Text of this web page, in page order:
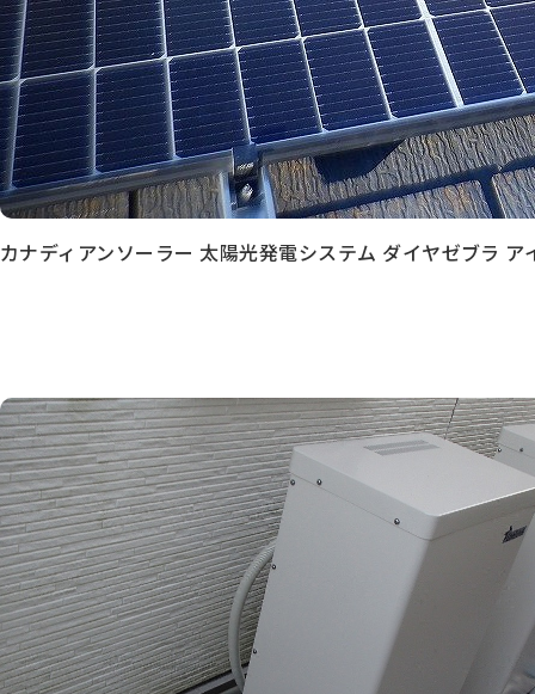
カナディアンソーラー 太陽光発電システム ダイヤゼブラ ア